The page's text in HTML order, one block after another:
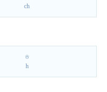
ch
ㅎ
h